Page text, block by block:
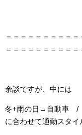
＝＝＝＝＝＝＝＝＝
＝＝＝＝＝＝＝＝＝＝
余談ですが、中には
冬+雨の日→自動車
に合わせて通勤スタイ